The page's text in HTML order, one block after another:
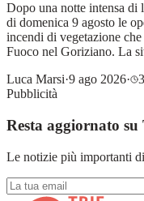
Dopo una notte intensa di
di domenica 9 agosto le
incendi di vegetazione
Fuoco nel Goriziano. La
Luca Marsi·9 ago 2026·
Pubblicità
Resta aggiornato su
Le notizie più importanti